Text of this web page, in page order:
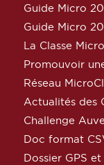
Guide Micro
Guide Micro
La Classe Micro
Promouvoir
Réseau
Actualités des
Challenge
Doc format
Dossier GPS